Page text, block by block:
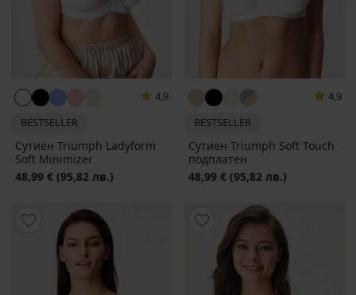
4,9
BESTSELLER
Сутиен Triumph Ladyform
Soft Minimizer
48,99 € (95,82 лв.)
4,9
BESTSELLER
Сутиен Triumph Soft Touch
подплатен
48,99 € (95,82 лв.)